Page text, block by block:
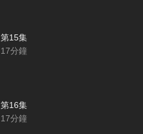
第15集
17分鐘
第16集
17分鐘